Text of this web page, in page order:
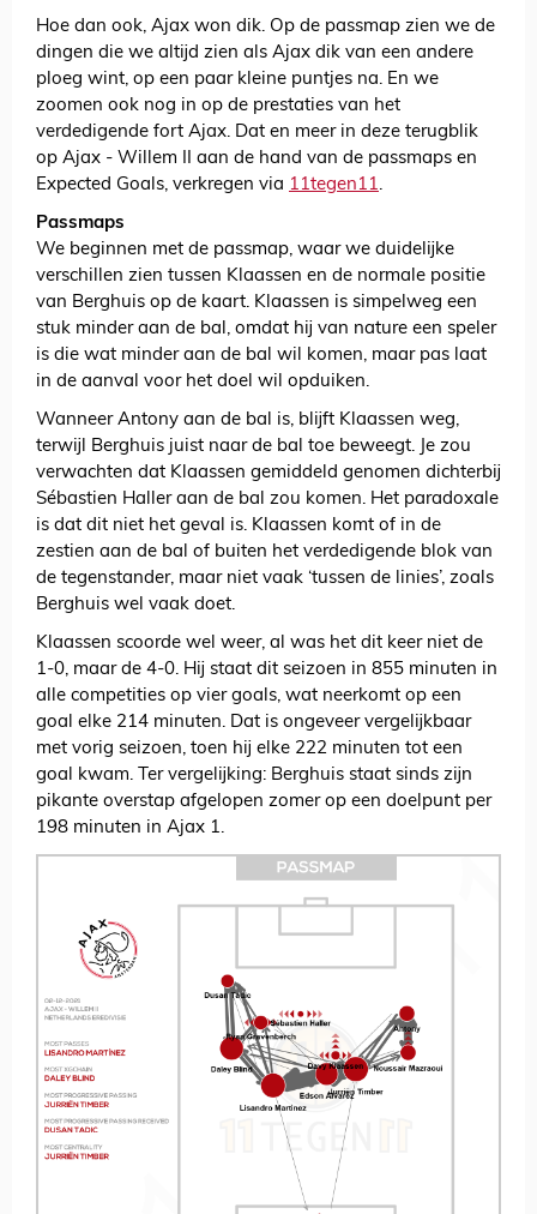
Hoe dan ook, Ajax won dik. Op de passmap zien we de
dingen die we altijd zien als Ajax dik van een andere
ploeg wint, op een paar kleine puntjes na. En we
zoomen ook nog in op de prestaties van het
verdedigende fort Ajax. Dat en meer in deze terugblik
op Ajax - Willem II aan de hand van de passmaps en
Expected Goals, verkregen via 11tegen11.
Passmaps
We beginnen met de passmap, waar we duidelijke
verschillen zien tussen Klaassen en de normale positie
van Berghuis op de kaart. Klaassen is simpelweg een
stuk minder aan de bal, omdat hij van nature een speler
is die wat minder aan de bal wil komen, maar pas laat
in de aanval voor het doel wil opduiken.
Wanneer Antony aan de bal is, blijft Klaassen weg,
terwijl Berghuis juist naar de bal toe beweegt. Je zou
verwachten dat Klaassen gemiddeld genomen dichterbij
Sébastien Haller aan de bal zou komen. Het paradoxale
is dat dit niet het geval is. Klaassen komt of in de
zestien aan de bal of buiten het verdedigende blok van
de tegenstander, maar niet vaak ‘tussen de linies’, zoals
Berghuis wel vaak doet.
Klaassen scoorde wel weer, al was het dit keer niet de
1-0, maar de 4-0. Hij staat dit seizoen in 855 minuten in
alle competities op vier goals, wat neerkomt op een
goal elke 214 minuten. Dat is ongeveer vergelijkbaar
met vorig seizoen, toen hij elke 222 minuten tot een
goal kwam. Ter vergelijking: Berghuis staat sinds zijn
pikante overstap afgelopen zomer op een doelpunt per
198 minuten in Ajax 1.